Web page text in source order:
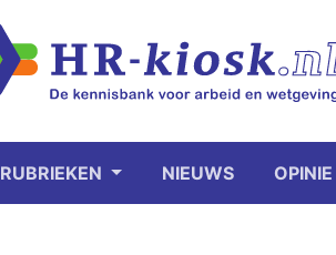
RUBRIEKEN NIEUWS OPINIE